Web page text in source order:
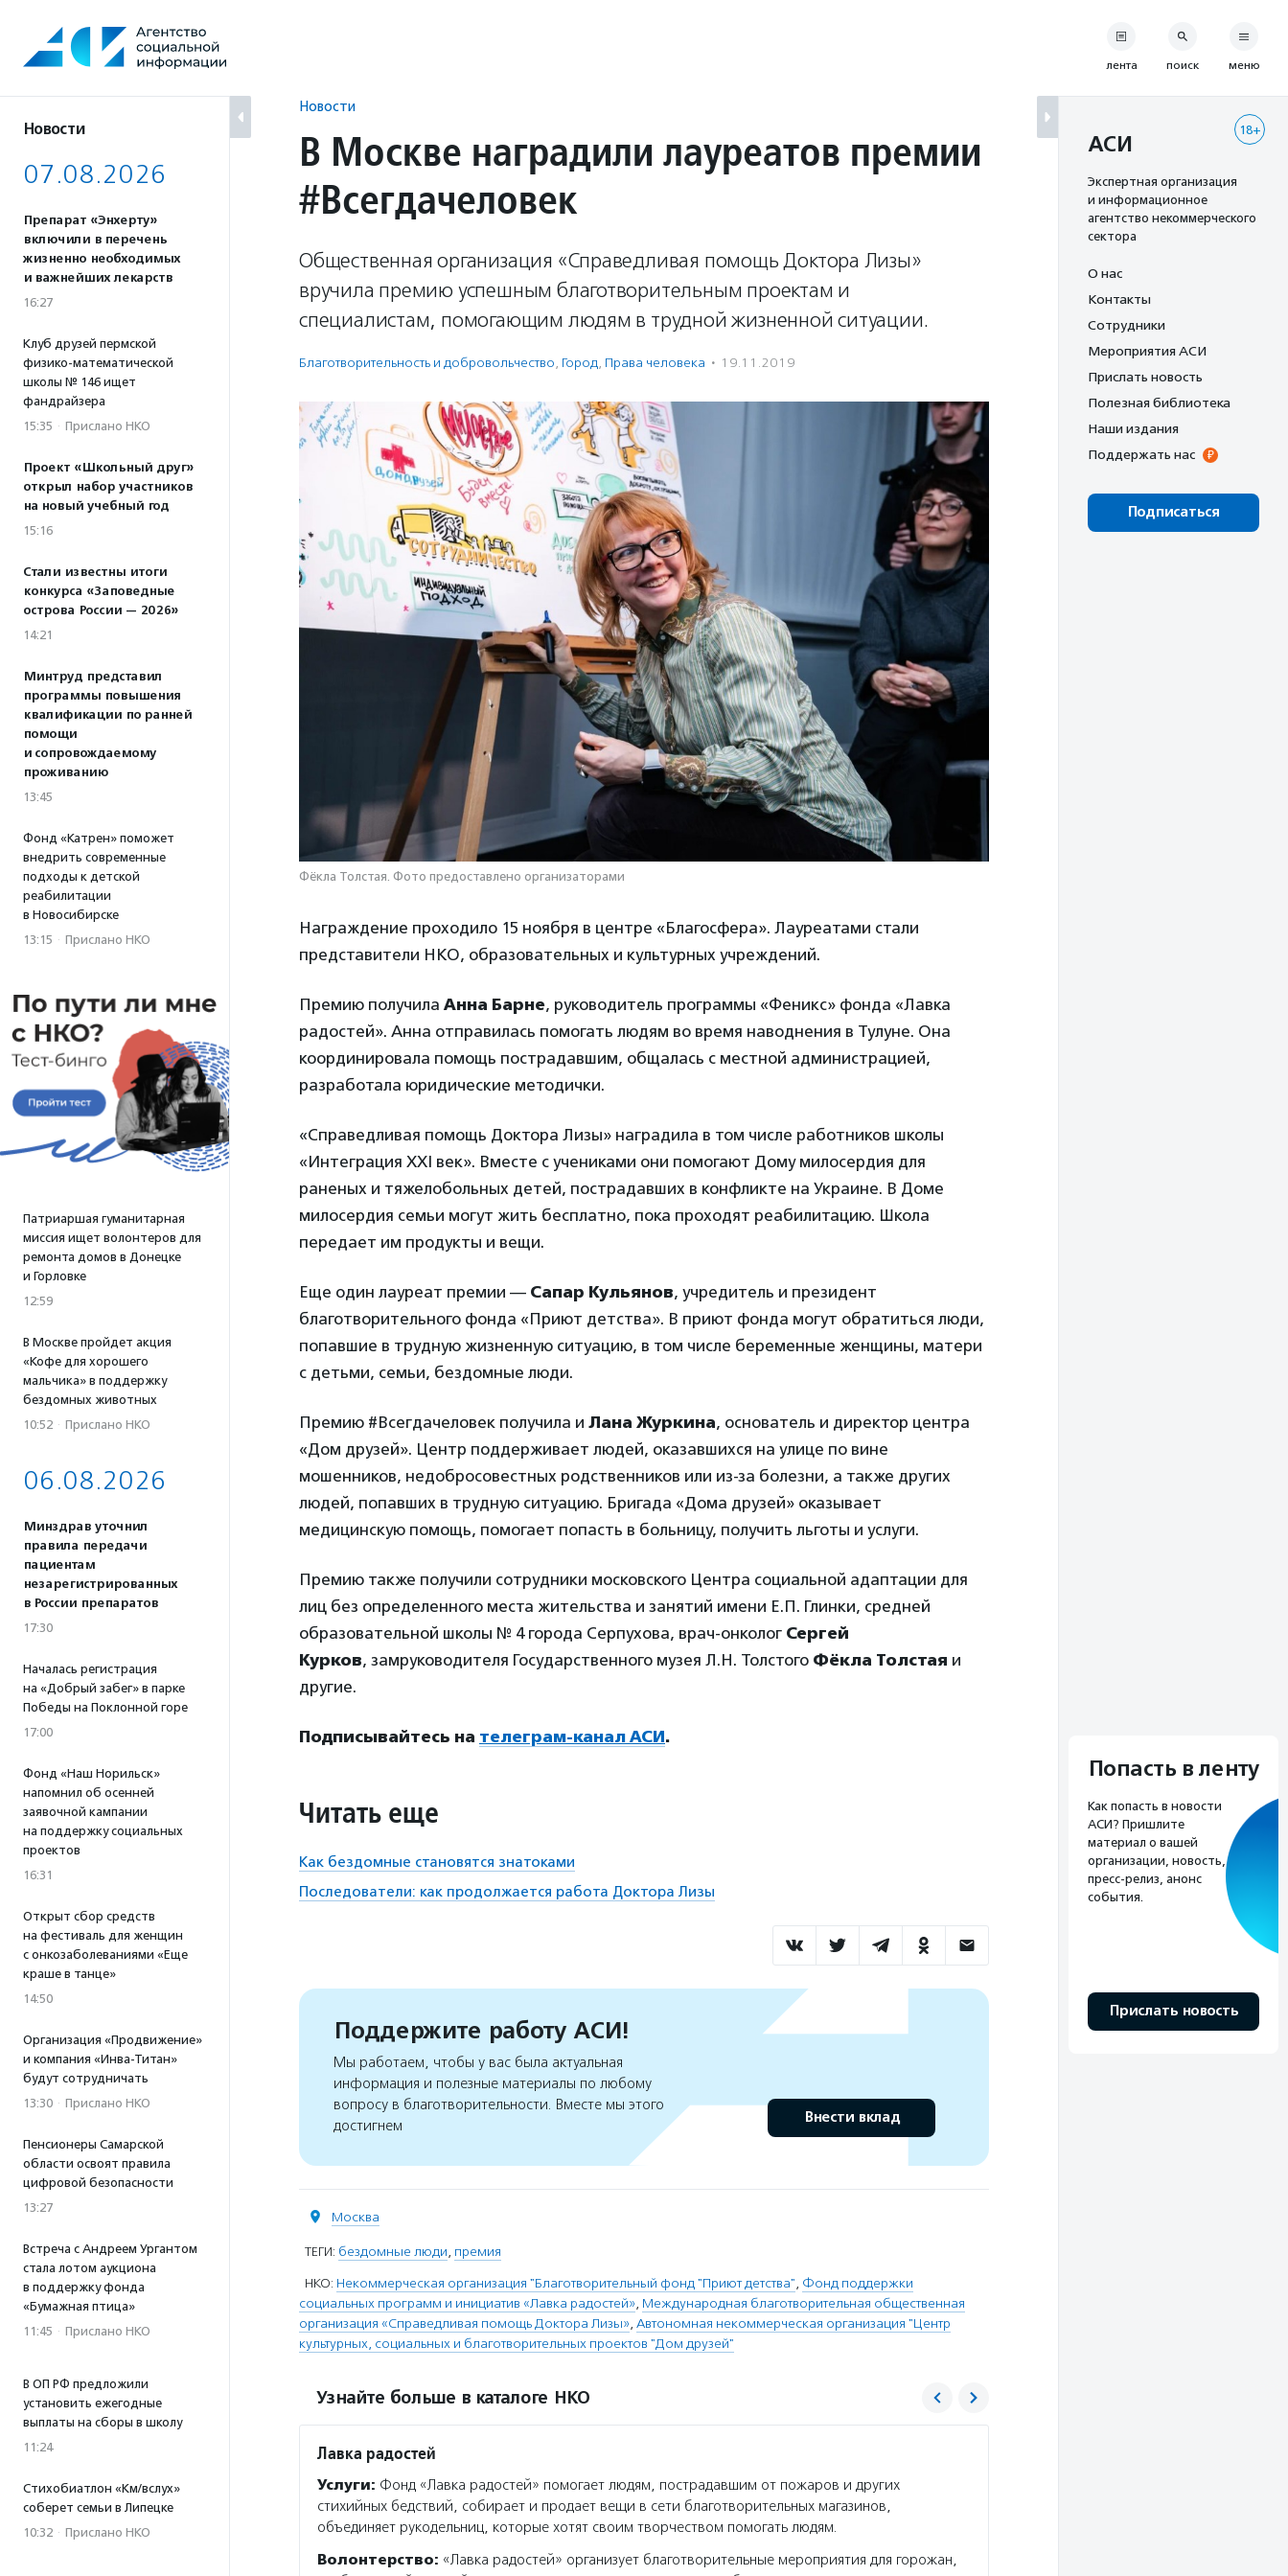
содержанию
Новости
07.08.2026
Препарат «Энхерту»
включили в перечень
жизненно необходимых
и важнейших лекарств
16:27
Клуб друзей пермской
физико-математической
школы № 146 ищет
фандрайзера
15:35 · Прислано НКО
Проект «Школьный друг»
открыл набор участников
на новый учебный год
15:16
Стали известны итоги
конкурса «Заповедные
острова России — 2026»
14:21
Минтруд представил
программы повышения
квалификации по ранней
помощи
и сопровождаемому
проживанию
13:45
Фонд «Катрен» поможет
внедрить современные
подходы к детской
реабилитации
в Новосибирске
13:15 · Прислано НКО
Патриаршая гуманитарная
миссия ищет волонтеров для
ремонта домов в Донецке
и Горловке
12:59
В Москве пройдет акция
«Кофе для хорошего
мальчика» в поддержку
бездомных животных
10:52 · Прислано НКО
06.08.2026
Минздрав уточнил
правила передачи
пациентам
незарегистрированных
в России препаратов
17:30
Началась регистрация
на «Добрый забег» в парке
Победы на Поклонной горе
17:00
Фонд «Наш Норильск»
напомнил об осенней
заявочной кампании
на поддержку социальных
проектов
16:31
Открыт сбор средств
на фестиваль для женщин
с онкозаболеваниями «Еще
краше в танце»
14:50
Организация «Продвижение»
и компания «Инва-Титан»
будут сотрудничать
13:30 · Прислано НКО
Пенсионеры Самарской
области освоят правила
цифровой безопасности
13:27
Встреча с Андреем Ургантом
стала лотом аукциона
в поддержку фонда
«Бумажная птица»
11:45 · Прислано НКО
В ОП РФ предложили
установить ежегодные
выплаты на сборы в школу
11:24
Стихобиатлон «Км/вслух»
соберет семьи в Липецке
10:32 · Прислано НКО
Новости
В Москве наградили лауреатов премии
#Всегдачеловек
Общественная организация «Справедливая помощь Доктора Лизы»
вручила премию успешным благотворительным проектам и
специалистам, помогающим людям в трудной жизненной ситуации.
Благотвори­тель­ность и доброволь­чест­во, Город, Права человека · 19.11.2019
Фёкла Толстая. Фото предоставлено организаторами
Награждение проходило 15 ноября в центре «Благосфера». Лауреатами стали
представители НКО, образовательных и культурных учреждений.
Премию получила Анна Барне, руководитель программы «Феникс» фонда «Лавка
радостей». Анна отправилась помогать людям во время наводнения в Тулуне. Она
координировала помощь пострадавшим, общалась с местной администрацией,
разработала юридические методички.
«Справедливая помощь Доктора Лизы» наградила в том числе работников школы
«Интеграция XXI век». Вместе с учениками они помогают Дому милосердия для
раненых и тяжелобольных детей, пострадавших в конфликте на Украине. В Доме
милосердия семьи могут жить бесплатно, пока проходят реабилитацию. Школа
передает им продукты и вещи.
Еще один лауреат премии — Сапар Кульянов, учредитель и президент
благотворительного фонда «Приют детства». В приют фонда могут обратиться люди,
попавшие в трудную жизненную ситуацию, в том числе беременные женщины, матери
с детьми, семьи, бездомные люди.
Премию #Всегдачеловек получила и Лана Журкина, основатель и директор центра
«Дом друзей». Центр поддерживает людей, оказавшихся на улице по вине
мошенников, недобросовестных родственников или из-за болезни, а также других
людей, попавших в трудную ситуацию. Бригада «Дома друзей» оказывает
медицинскую помощь, помогает попасть в больницу, получить льготы и услуги.
Премию также получили сотрудники московского Центра социальной адаптации для
лиц без определенного места жительства и занятий имени Е.П. Глинки, средней
образовательной школы № 4 города Серпухова, врач-онколог Сергей
Курков, замруководителя Государственного музея Л.Н. Толстого Фёкла Толстая и
другие.
Подписывайтесь на телеграм-канал АСИ.
Читать еще
Как бездомные становятся знатоками
Последователи: как продолжается работа Доктора Лизы
Поддержите работу АСИ!
Мы работаем, чтобы у вас была актуальная
информация и полезные материалы по любому
вопросу в благотворительности. Вместе мы этого
достигнем
Внести вклад
Москва
ТЕГИ: бездомные люди, премия
НКО: Некоммерческая организация "Благотворительный фонд "Приют детства", Фонд поддержки
социальных программ и инициатив «Лавка радостей», Международная благотворительная общественная
организация «Справедливая помощь Доктора Лизы», Автономная некоммерческая организация "Центр
культурных, социальных и благотворительных проектов "Дом друзей"
Узнайте больше в каталоге НКО
Лавка радостей
Услуги: Фонд «Лавка радостей» помогает людям, пострадавшим от пожаров и других
стихийных бедствий, собирает и продает вещи в сети благотворительных магазинов,
объединяет рукодельниц, которые хотят своим творчеством помогать людям.
Волонтерство: «Лавка радостей» организует благотворительные мероприятия для горожан,
лента поиск меню
18+
АСИ
Экспертная организация
и информационное
агентство некоммерческого
сектора
О нас
Контакты
Сотрудники
Мероприятия АСИ
Прислать новость
Полезная библиотека
Наши издания
Поддержать нас
Подписаться
Попасть в ленту
Как попасть в новости
АСИ? Пришлите
материал о вашей
организации, новость,
пресс-релиз, анонс
события.
Прислать новость